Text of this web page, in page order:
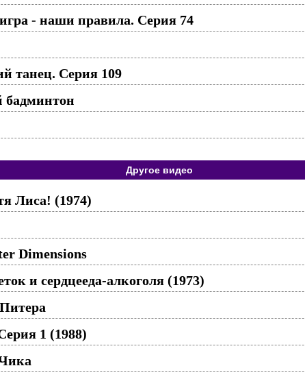
- наши правила. Серия 74
танец. Серия 109
бадминтон
Другое видео
Лиса! (1974)
Dimensions
и сердцееда-алкоголя (1973)
1 (1988)